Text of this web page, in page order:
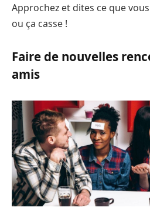
Approchez et dites ce que
ou ça casse !
Faire de nouvelles
amis